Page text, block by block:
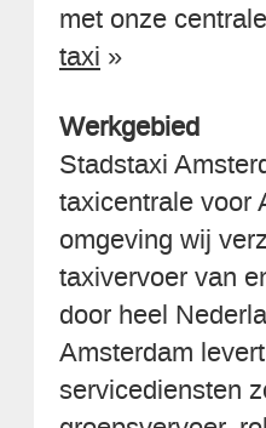
met onze centrale
taxi »
Werkgebied
Stadstaxi
taxicentrale voor
omgeving wij
taxivervoer van
door heel
Amsterdam
servicediensten